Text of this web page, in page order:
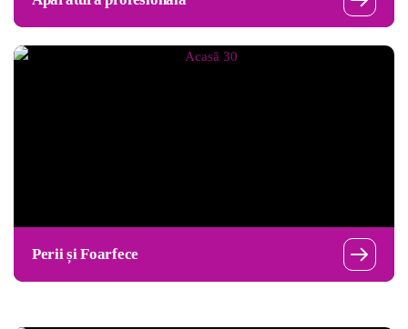
Perii și Foarfece